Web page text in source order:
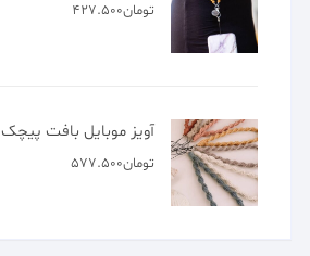
تومان427.500
آویز موبایل بافت پیچک
تومان577.500